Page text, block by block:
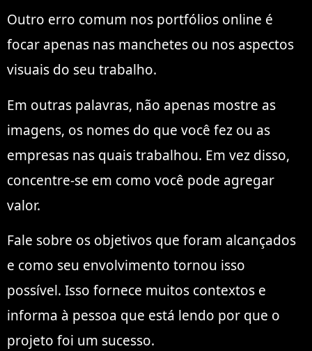
Outro erro comum nos portfólios online é
focar apenas nas manchetes ou nos aspectos
visuais do seu trabalho.
Em outras palavras, não apenas mostre as
imagens, os nomes do que você fez ou as
empresas nas quais trabalhou. Em vez disso,
concentre-se em como você pode agregar
valor.
Fale sobre os objetivos que foram alcançados
e como seu envolvimento tornou isso
possível. Isso fornece muitos contextos e
informa à pessoa que está lendo por que o
projeto foi um sucesso.